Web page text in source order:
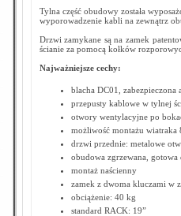
Tylna część obudowy została
wyporowadzenie kabli na zewnątrz
Drzwi zamykane są na zamek
ścianie za pomocą kołków
Najważniejsze cechy:
blacha DC01,
przepusty kablowe w tylnej
otwory wentylacyjne po
możliwość montażu
drzwi przednie: metalowe
obudowa zgrzewana, gotowa
montaż naścienny
zamek z dwoma kluczami w
obciążenie: 40 kg
standard RACK: 19”